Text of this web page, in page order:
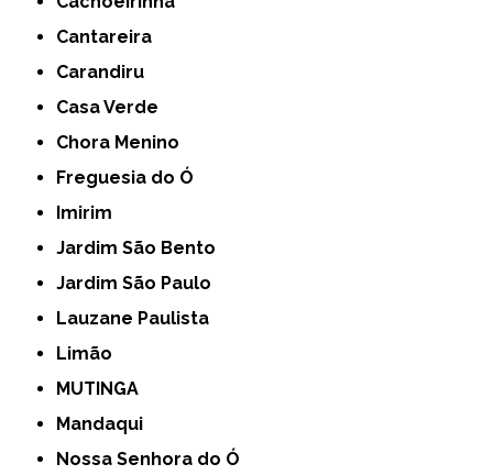
Cantareira
Carandiru
Casa Verde
Chora Menino
Freguesia do Ó
Imirim
Jardim São Bento
Jardim São Paulo
Lauzane Paulista
Limão
MUTINGA
Mandaqui
Nossa Senhora do Ó